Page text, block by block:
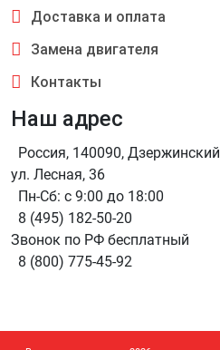
Доставка и оплата
Замена двигателя
Контакты
Наш адрес
Россия, 140090, Дзержинский
ул. Лесная, 36
Пн-Сб: с 9:00 до 18:00
8 (495) 182-50-20
Звонок по РФ бесплатный
8 (800) 775-45-92